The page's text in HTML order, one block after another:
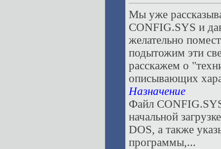
Мы уже
CONFIG.SYS и
желательно
подытожим эти
расскажем о
описывающих
Назначение
Файл
начальной
DOS, а также
программы,...